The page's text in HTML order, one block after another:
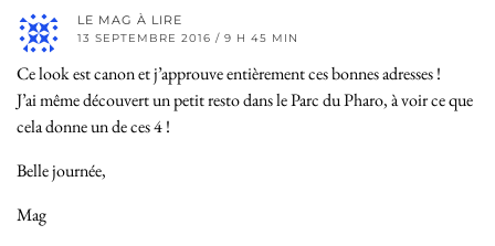
LE MAG À LIRE
13 SEPTEMBRE 2016 / 9 H 45 MIN
Ce look est canon et j’approuve entièrement ces bonnes adresses !
J’ai même découvert un petit resto dans le Parc du Pharo, à voir ce que
cela donne un de ces 4 !
Belle journée,
Mag